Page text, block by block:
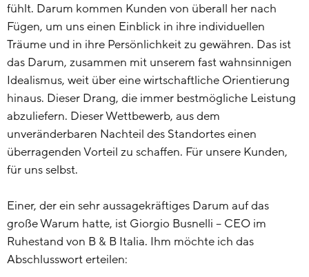
fühlt. Darum kommen Kunden von überall her nach
Fügen, um uns einen Einblick in ihre individuellen
Träume und in ihre Persönlichkeit zu gewähren. Das ist
das Darum, zusammen mit unserem fast wahnsinnigen
Idealismus, weit über eine wirtschaftliche Orientierung
hinaus. Dieser Drang, die immer bestmögliche Leistung
abzuliefern. Dieser Wettbewerb, aus dem
unveränderbaren Nachteil des Standortes einen
überragenden Vorteil zu schaffen. Für unsere Kunden,
für uns selbst.
Einer, der ein sehr aussagekräftiges Darum auf das
große Warum hatte, ist Giorgio Busnelli – CEO im
Ruhestand von B & B Italia. Ihm möchte ich das
Abschlusswort erteilen: